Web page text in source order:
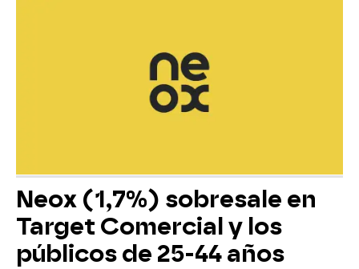
Neox (1,7%) sobresale en
Target Comercial y los
públicos de 25-44 años